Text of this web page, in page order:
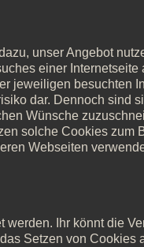
unser Angebot
einer Internetseite
jeweiligen besuchten
dar. Dennoch sind
Wünsche
solche Cookies zum
Webseiten
Ihr könnt die
Setzen von Cookies